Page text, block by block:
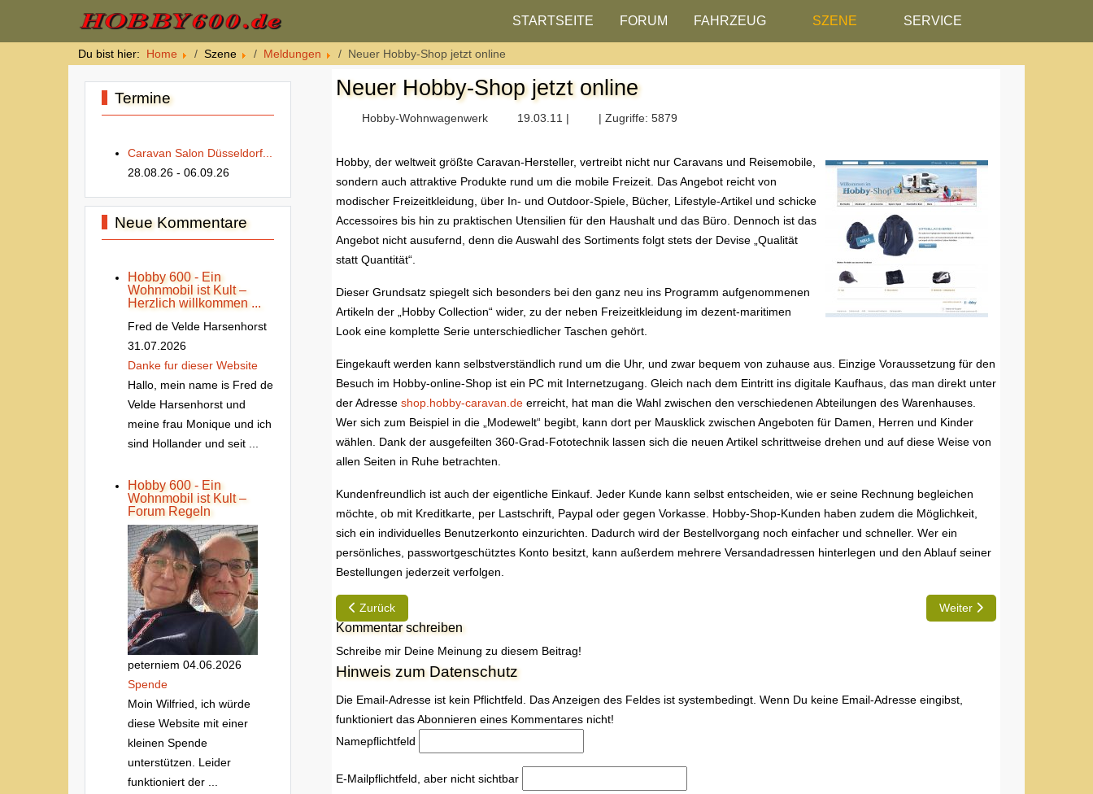
STARTSEITE FORUM FAHRZEUG SZENE SERVICE
Du bist hier: Home Szene Meldungen Neuer Hobby-Shop jetzt online
Termine
Caravan Salon Düsseldorf...
28.08.26 - 06.09.26
Neue Kommentare
Hobby 600 - Ein
Wohnmobil ist Kult –
Herzlich willkommen ...
Fred de Velde Harsenhorst
31.07.2026
Danke fur dieser Website
Hallo, mein name is Fred de
Velde Harsenhorst und
meine frau Monique und ich
sind Hollander und seit ...
Hobby 600 - Ein
Wohnmobil ist Kult –
Forum Regeln
peterniem 04.06.2026
Spende
Moin Wilfried, ich würde
diese Website mit einer
kleinen Spende
unterstützen. Leider
funktioniert der ...
Neuer Hobby-Shop jetzt online
Hobby-Wohnwagenwerk 19.03.11 | | Zugriffe: 5879
Hobby, der weltweit größte Caravan-Hersteller, vertreibt nicht nur Caravans und Reisemobile,
sondern auch attraktive Produkte rund um die mobile Freizeit. Das Angebot reicht von
modischer Freizeitkleidung, über In- und Outdoor-Spiele, Bücher, Lifestyle-Artikel und schicke
Accessoires bis hin zu praktischen Utensilien für den Haushalt und das Büro. Dennoch ist das
Angebot nicht ausufernd, denn die Auswahl des Sortiments folgt stets der Devise „Qualität
statt Quantität“.
Dieser Grundsatz spiegelt sich besonders bei den ganz neu ins Programm aufgenommenen
Artikeln der „Hobby Collection“ wider, zu der neben Freizeitkleidung im dezent-maritimen
Look eine komplette Serie unterschiedlicher Taschen gehört.
Eingekauft werden kann selbstverständlich rund um die Uhr, und zwar bequem von zuhause aus. Einzige Voraussetzung für den
Besuch im Hobby-online-Shop ist ein PC mit Internetzugang. Gleich nach dem Eintritt ins digitale Kaufhaus, das man direkt unter
der Adresse shop.hobby-caravan.de erreicht, hat man die Wahl zwischen den verschiedenen Abteilungen des Warenhauses.
Wer sich zum Beispiel in die „Modewelt“ begibt, kann dort per Mausklick zwischen Angeboten für Damen, Herren und Kinder
wählen. Dank der ausgefeilten 360-Grad-Fototechnik lassen sich die neuen Artikel schrittweise drehen und auf diese Weise von
allen Seiten in Ruhe betrachten.
Kundenfreundlich ist auch der eigentliche Einkauf. Jeder Kunde kann selbst entscheiden, wie er seine Rechnung begleichen
möchte, ob mit Kreditkarte, per Lastschrift, Paypal oder gegen Vorkasse. Hobby-Shop-Kunden haben zudem die Möglichkeit,
sich ein individuelles Benutzerkonto einzurichten. Dadurch wird der Bestellvorgang noch einfacher und schneller. Wer ein
persönliches, passwortgeschütztes Konto besitzt, kann außerdem mehrere Versandadressen hinterlegen und den Ablauf seiner
Bestellungen jederzeit verfolgen.
Vorheriger Beitrag: Projekt gegen Jugendarbeitslosigkeit erfolgreich beendet
Zurück Nächster Beitrag: Hobby
Weiter
Kommentar schreiben
Schreibe mir Deine Meinung zu diesem Beitrag!
Hinweis zum Datenschutz
Die Email-Adresse ist kein Pflichtfeld. Das Anzeigen des Feldes ist systembedingt. Wenn Du keine Email-Adresse eingibst,
funktioniert das Abonnieren eines Kommentares nicht!
Namepflichtfeld
E-Mailpflichtfeld, aber nicht sichtbar